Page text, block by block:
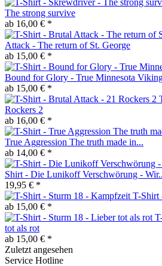
The strong survive
ab 16,00 € *
Attack - The return of St. George
ab 15,00 € *
Bound for Glory - True Minnesota
ab 15,00 € *
Rockers 2
ab 16,00 € *
True Aggression The truth made in...
ab 14,00 € *
Shirt - Die Lunikoff Verschwörung -
19,95 € *
T-Shirt
ab 15,00 € *
tot als rot
ab 15,00 € *
Zuletzt angesehen
Service Hotline